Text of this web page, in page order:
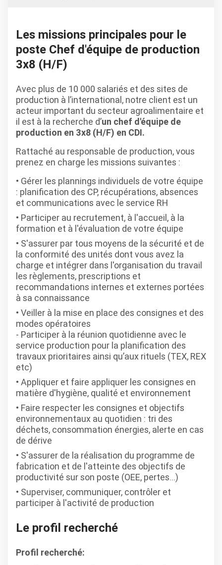
Les missions principales pour le
poste Chef d'équipe de production
3x8 (H/F)
Avec plus de 10 000 salariés et des sites de
production à l’international, notre client est un
acteur important du secteur agroalimentaire et
il est à la recherche d’un chef d'équipe de
production en 3x8 (H/F) en CDI.
Rattaché au responsable de production, vous
prenez en charge les missions suivantes :
Gérer les plannings individuels de votre équipe
: planification des CP, récupérations, absences
et communications avec le service RH
Participer au recrutement, à l'accueil, à la
formation et à l'évaluation de votre équipe
S'assurer par tous moyens de la sécurité et de
la conformité des unités dont vous avez la
charge et intégrer dans l'organisation du travail
les règlements, prescriptions et
recommandations internes et externes portées
à sa connaissance
Veiller à la mise en place des consignes et des
modes opératoires
- Participer à la réunion quotidienne avec le
service production pour la planification des
travaux prioritaires ainsi qu’aux rituels (TEX, REX
etc)
Appliquer et faire appliquer les consignes en
matière d'hygiène, qualité et environnement
Faire respecter les consignes et objectifs
environnementaux au quotidien : tri des
déchets, consommation énergies, alerte en cas
de dérive
S'assurer de la réalisation du programme de
fabrication et de l'atteinte des objectifs de
productivité sur son poste (OEE, pertes...)
Superviser, communiquer, contrôler et
participer à l'activité de production
Le profil recherché
Profil recherché: